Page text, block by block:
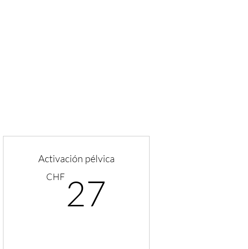
Activación pélvica
CHF 27